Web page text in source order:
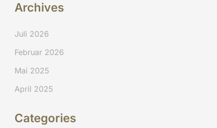
Archives
Juli 2026
Februar 2026
Mai 2025
April 2025
Categories